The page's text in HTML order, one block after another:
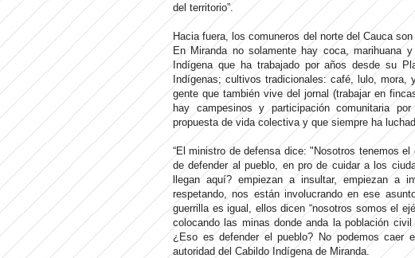
del territorio”.
Hacia fuera, los comuneros del norte del Cauca
En Miranda no solamente hay coca, marihuana
Indígena que ha trabajado por años desde su
Indígenas; cultivos tradicionales: café, lulo,
gente que también vive del jornal (trabajar en
hay campesinos y participación comunitaria
propuesta de vida colectiva y que siempre ha
“El ministro de defensa dice: "Nosotros tenemos
de defender al pueblo, en pro de cuidar a los
llegan aquí? empiezan a insultar, empiezan a
respetando, nos están involucrando en ese
guerrilla es igual, ellos dicen “nosotros somos el
colocando las minas donde anda la población
¿Eso es defender el pueblo? No podemos caer
autoridad del Cabildo Indígena de Miranda.